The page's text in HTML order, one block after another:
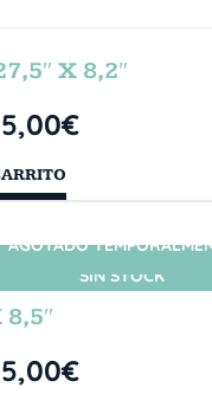
X 8,2″
€
SIN STOCK
AGOTADO
8,5″
€